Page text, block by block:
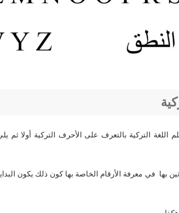
اللغة التركية بالتعرف على الأحرف التركية أولا ثم
بها في معرفة الأرقام الخاصة بها كون ذلك يكون